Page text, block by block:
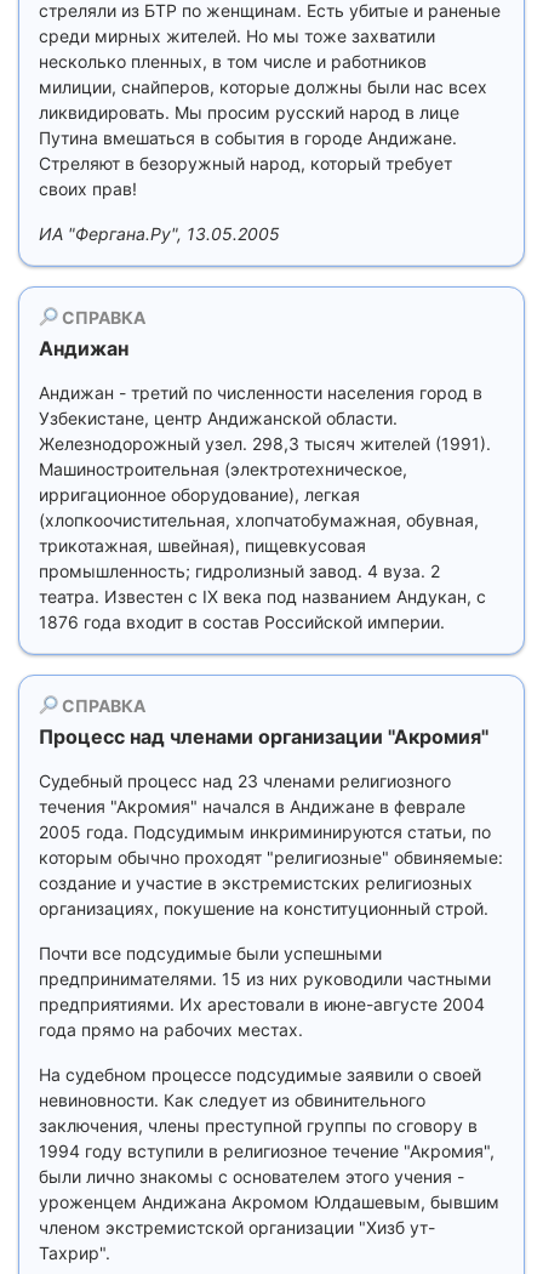
стреляли из БТР по женщинам. Есть убитые и раненые
среди мирных жителей. Но мы тоже захватили
несколько пленных, в том числе и работников
милиции, снайперов, которые должны были нас всех
ликвидировать. Мы просим русский народ в лице
Путина вмешаться в события в городе Андижане.
Стреляют в безоружный народ, который требует
своих прав!
ИА "Фергана.Ру", 13.05.2005
СПРАВКА
Андижан
Андижан - третий по численности населения город в
Узбекистане, центр Андижанской области.
Железнодорожный узел. 298,3 тысяч жителей (1991).
Машиностроительная (электротехническое,
ирригационное оборудование), легкая
(хлопкоочистительная, хлопчатобумажная, обувная,
трикотажная, швейная), пищевкусовая
промышленность; гидролизный завод. 4 вуза. 2
театра. Известен с IX века под названием Андукан, с
1876 года входит в состав Российской империи.
СПРАВКА
Процесс над членами организации ''Акромия''
Cудебный процесс над 23 членами религиозного
течения "Акромия" начался в Андижане в феврале
2005 года. Подсудимым инкриминируются статьи, по
которым обычно проходят "религиозные" обвиняемые:
создание и участие в экстремистских религиозных
организациях, покушение на конституционный строй.
Почти все подсудимые были успешными
предпринимателями. 15 из них руководили частными
предприятиями. Их арестовали в июне-августе 2004
года прямо на рабочих местах.
На судебном процессе подсудимые заявили о своей
невиновности. Как следует из обвинительного
заключения, члены преступной группы по сговору в
1994 году вступили в религиозное течение "Акромия",
были лично знакомы с основателем этого учения -
уроженцем Андижана Акромом Юлдашевым, бывшим
членом экстремистской организации "Хизб ут-
Тахрир".